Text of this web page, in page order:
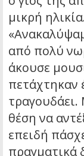
μικρή
από πολύ
άκουσε
πετάχτηκαν
θέση να
επειδή
πραγματικά